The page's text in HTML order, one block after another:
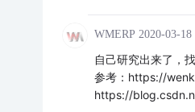
WMERP 2020-03-18
自己研究出来了，
参考：https://
https://